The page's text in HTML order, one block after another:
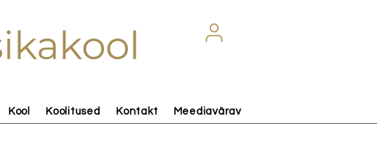
Kool Koolitused Kontakt Meediavärav